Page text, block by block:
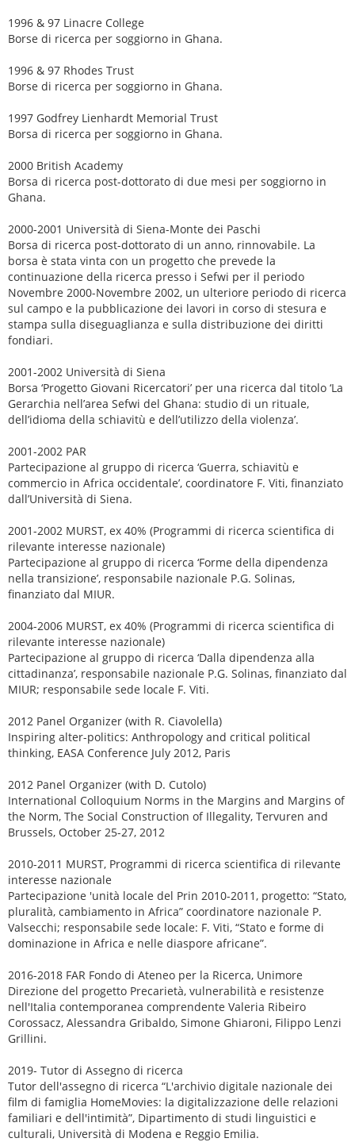
1996 & 97 Linacre College
Borse di ricerca per soggiorno in Ghana.
1996 & 97 Rhodes Trust
Borse di ricerca per soggiorno in Ghana.
1997 Godfrey Lienhardt Memorial Trust
Borsa di ricerca per soggiorno in Ghana.
2000 British Academy
Borsa di ricerca post-dottorato di due mesi per soggiorno in
Ghana.
2000-2001 Università di Siena-Monte dei Paschi
Borsa di ricerca post-dottorato di un anno, rinnovabile. La
borsa è stata vinta con un progetto che prevede la
continuazione della ricerca presso i Sefwi per il periodo
Novembre 2000-Novembre 2002, un ulteriore periodo di ricerca
sul campo e la pubblicazione dei lavori in corso di stesura e
stampa sulla diseguaglianza e sulla distribuzione dei diritti
fondiari.
2001-2002 Università di Siena
Borsa ‘Progetto Giovani Ricercatori’ per una ricerca dal titolo ‘La
Gerarchia nell’area Sefwi del Ghana: studio di un rituale,
dell’idioma della schiavitù e dell’utilizzo della violenza’.
2001-2002 PAR
Partecipazione al gruppo di ricerca ‘Guerra, schiavitù e
commercio in Africa occidentale’, coordinatore F. Viti, finanziato
dall’Università di Siena.
2001-2002 MURST, ex 40% (Programmi di ricerca scientifica di
rilevante interesse nazionale)
Partecipazione al gruppo di ricerca ‘Forme della dipendenza
nella transizione’, responsabile nazionale P.G. Solinas,
finanziato dal MIUR.
2004-2006 MURST, ex 40% (Programmi di ricerca scientifica di
rilevante interesse nazionale)
Partecipazione al gruppo di ricerca ‘Dalla dipendenza alla
cittadinanza’, responsabile nazionale P.G. Solinas, finanziato dal
MIUR; responsabile sede locale F. Viti.
2012 Panel Organizer (with R. Ciavolella)
Inspiring alter-politics: Anthropology and critical political
thinking, EASA Conference July 2012, Paris
2012 Panel Organizer (with D. Cutolo)
International Colloquium Norms in the Margins and Margins of
the Norm, The Social Construction of Illegality, Tervuren and
Brussels, October 25-27, 2012
2010-2011 MURST, Programmi di ricerca scientifica di rilevante
interesse nazionale
Partecipazione 'unità locale del Prin 2010-2011, progetto: “Stato,
pluralità, cambiamento in Africa” coordinatore nazionale P.
Valsecchi; responsabile sede locale: F. Viti, “Stato e forme di
dominazione in Africa e nelle diaspore africane”.
2016-2018 FAR Fondo di Ateneo per la Ricerca, Unimore
Direzione del progetto Precarietà, vulnerabilità e resistenze
nell'Italia contemporanea comprendente Valeria Ribeiro
Corossacz, Alessandra Gribaldo, Simone Ghiaroni, Filippo Lenzi
Grillini.
2019- Tutor di Assegno di ricerca
Tutor dell'assegno di ricerca “L'archivio digitale nazionale dei
film di famiglia HomeMovies: la digitalizzazione delle relazioni
familiari e dell'intimità”, Dipartimento di studi linguistici e
culturali, Università di Modena e Reggio Emilia.